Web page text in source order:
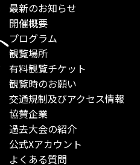
最新のお知らせ
開催概要
プログラム
観覧場所
有料観覧チケット
観覧時のお願い
交通規制及びアクセス情報
協賛企業
過去大会の紹介
公式Xアカウント
よくある質問